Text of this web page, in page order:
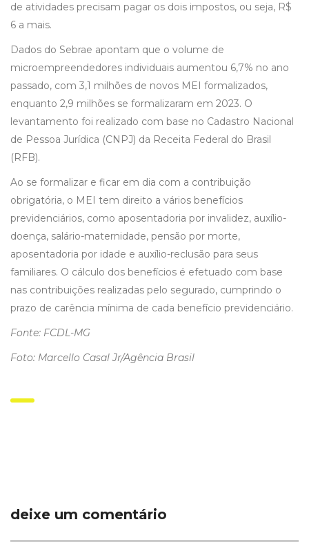
de atividades precisam pagar os dois impostos, ou seja, R$
6 a mais.
Dados do Sebrae apontam que o volume de
microempreendedores individuais aumentou 6,7% no ano
passado, com 3,1 milhões de novos MEI formalizados,
enquanto 2,9 milhões se formalizaram em 2023. O
levantamento foi realizado com base no Cadastro Nacional
de Pessoa Jurídica (CNPJ) da Receita Federal do Brasil
(RFB).
Ao se formalizar e ficar em dia com a contribuição
obrigatória, o MEI tem direito a vários benefícios
previdenciários, como aposentadoria por invalidez, auxílio-
doença, salário-maternidade, pensão por morte,
aposentadoria por idade e auxílio-reclusão para seus
familiares. O cálculo dos benefícios é efetuado com base
nas contribuições realizadas pelo segurado, cumprindo o
prazo de carência mínima de cada benefício previdenciário.
Fonte: FCDL-MG
Foto: Marcello Casal Jr/Agência Brasil
deixe um comentário